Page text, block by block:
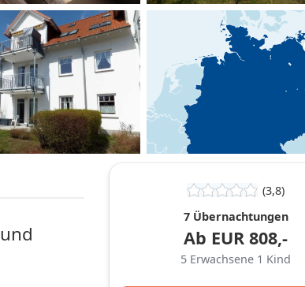
(3,8)
7 Übernachtungen
Ab EUR 808,-
5 Erwachsene 1 Kind